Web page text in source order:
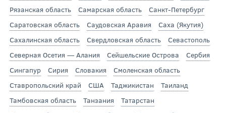
Рязанская область
Самарская область
Санкт-Петербург
Саратовская область
Саудовская Аравия
Саха (Якутия)
Сахалинская область
Свердловская область
Севастополь
Северная Осетия — Алания
Сейшельские Острова
Сербия
Сингапур
Сирия Словакия
Смоленская область
Ставропольский край
США Таджикистан
Таиланд
Тамбовская область
Танзания
Татарстан